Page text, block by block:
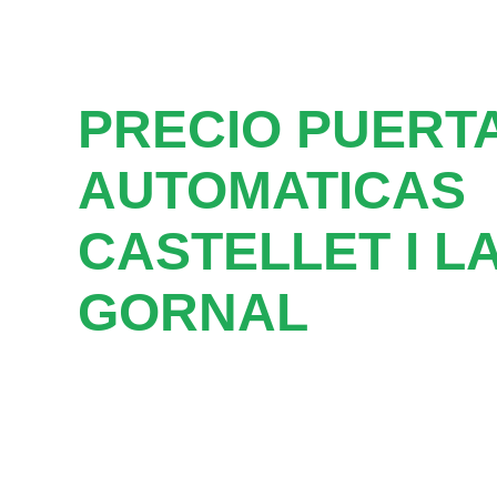
PRECIO
AUTOMATICAS
CASTELLET I
GORNAL